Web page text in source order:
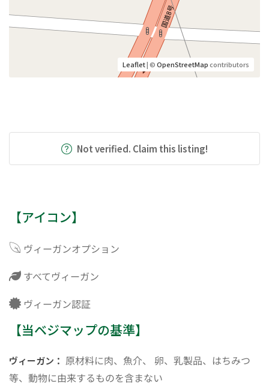
Leaflet| ©OpenStreetMapcontributors
Not verified. Claim this listing!
【アイコン】
ヴィーガンオプション
すべてヴィーガン
ヴィーガン認証
【当ベジマップの基準】
ヴィーガン： 原材料に肉、魚介、 卵、乳製品、はちみつ
等、動物に由来するものを含まない